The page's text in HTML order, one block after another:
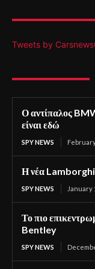
Tweets by
Ο αντίπαλος
είναι εδώ
SPY NEWS
Η νέα
SPY NEWS January
Το πιο
Bentley
SPY NEWS